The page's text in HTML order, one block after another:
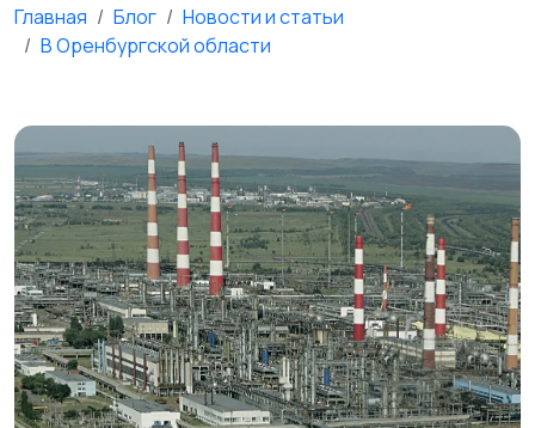
Главная Блог
Новости и статьи
В Оренбургской области